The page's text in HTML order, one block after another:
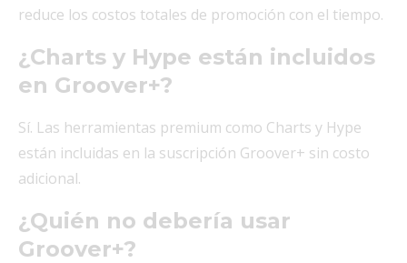
reduce los costos totales de promoción con el tiempo.
¿Charts y Hype están incluidos
en Groover+?
Sí. Las herramientas premium como Charts y Hype
están incluidas en la suscripción Groover+ sin costo
adicional.
¿Quién no debería usar
Groover+?